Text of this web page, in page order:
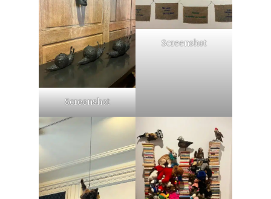
Screenshot
Screenshot